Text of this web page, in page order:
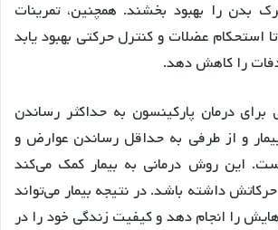
بدن را بهبود بخشند. همچنین، تمرینات
استحکام عضلات و کنترل حرکتی بهبود یابد
را کاهش دهد.
برای درمان پارکینسون به حداکثر رساندن
و از طرفی به حداقل رساندن عوارض و
این روش درمانی به بیمار کمک می‌کند
داشته باشد. در نتیجه بیمار می‌تواند
را انجام دهد و کیفیت زندگی خود را در